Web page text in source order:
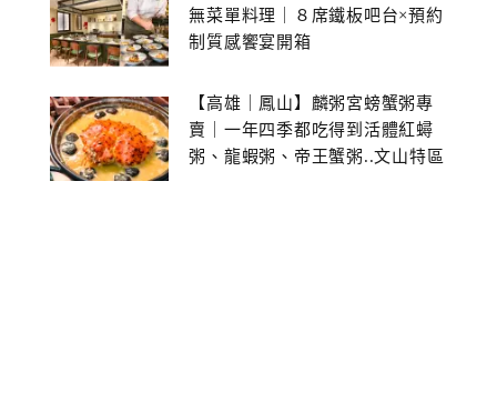
無菜單料理｜８席鐵板吧台×預約
制質感饗宴開箱
【高雄｜鳳山】麟粥宮螃蟹粥專
賣｜一年四季都吃得到活體紅蟳
粥、龍蝦粥、帝王蟹粥..文山特區